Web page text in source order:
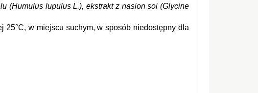
(Humulus lupulus L.), ekstrakt z nasion soi (Glycine
25°C, w miejscu suchym, w sposób niedostępny dla